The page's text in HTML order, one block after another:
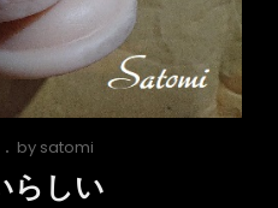
by satomi
らしい